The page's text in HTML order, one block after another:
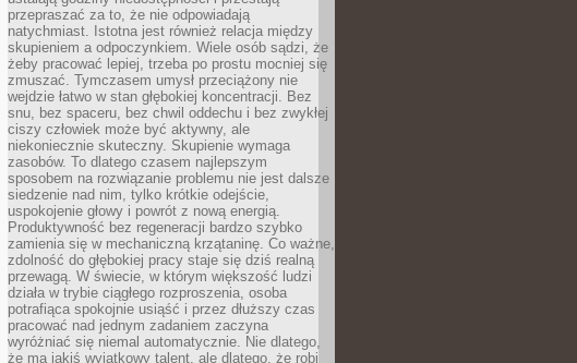
przepraszać za to, że nie odpowiadają
natychmiast. Istotna jest również relacja między
skupieniem a odpoczynkiem. Wiele osób sądzi, że
żeby pracować lepiej, trzeba po prostu mocniej się
zmuszać. Tymczasem umysł przeciążony nie
wejdzie łatwo w stan głębokiej koncentracji. Bez
snu, bez spaceru, bez chwil oddechu i bez zwykłej
ciszy człowiek może być aktywny, ale
niekoniecznie skuteczny. Skupienie wymaga
zasobów. To dlatego czasem najlepszym
sposobem na rozwiązanie problemu nie jest dalsze
siedzenie nad nim, tylko krótkie odejście,
uspokojenie głowy i powrót z nową energią.
Produktywność bez regeneracji bardzo szybko
zamienia się w mechaniczną krzątaninę. Co ważne,
zdolność do głębokiej pracy staje się dziś realną
przewagą. W świecie, w którym większość ludzi
działa w trybie ciągłego rozproszenia, osoba
potrafiąca spokojnie usiąść i przez dłuższy czas
pracować nad jednym zadaniem zaczyna
wyróżniać się niemal automatycznie. Nie dlatego,
że ma jakiś wyjątkowy talent, ale dlatego, że robi